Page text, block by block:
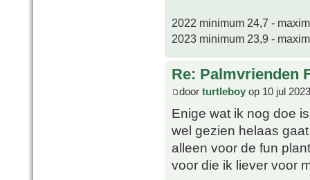
2022 minimum 24,7 -
2023 minimum 23,9 -
Re: Palmvrienden
door turtleboy op 10 jul
Enige wat ik nog doe
wel gezien helaas
alleen voor de fun
voor die ik liever voor